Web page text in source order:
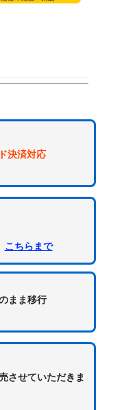
決済対応
こちらまで
まま移行
させていただきま